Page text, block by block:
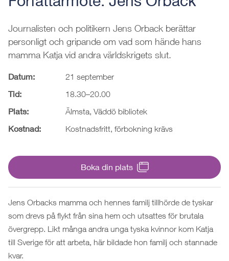
Journalisten och politikern Jens Orback berättar
personligt och gripande om vad som hände hans
mamma Katja vid andra världskrigets slut.
Datum: 21 september
Tid: 18.30–20.00
Plats: Älmsta, Väddö bibliotek
Kostnad: Kostnadsfritt, förbokning krävs
Boka din plats
Jens Orbacks mamma och hennes familj tillhörde de tyskar
som drevs på flykt från sina hem och utsattes för brutala
övergrepp. Likt många andra unga tyska kvinnor kom Katja
till Sverige för att arbeta, här bildade hon familj och stannade
kvar.